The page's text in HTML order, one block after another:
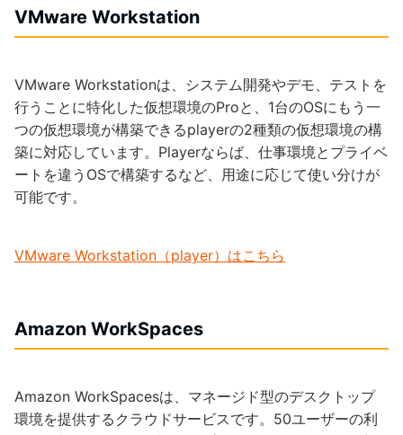
VMware Workstation
VMware Workstationは、システム開発やデモ、テストを
行うことに特化した仮想環境のProと、1台のOSにもう一
つの仮想環境が構築できるplayerの2種類の仮想環境の構
築に対応しています。Playerならば、仕事環境とプライベ
ートを違うOSで構築するなど、用途に応じて使い分けが
可能です。
VMware Workstation（player）はこちら
Amazon WorkSpaces
Amazon WorkSpacesは、マネージド型のデスクトップ
環境を提供するクラウドサービスです。50ユーザーの利